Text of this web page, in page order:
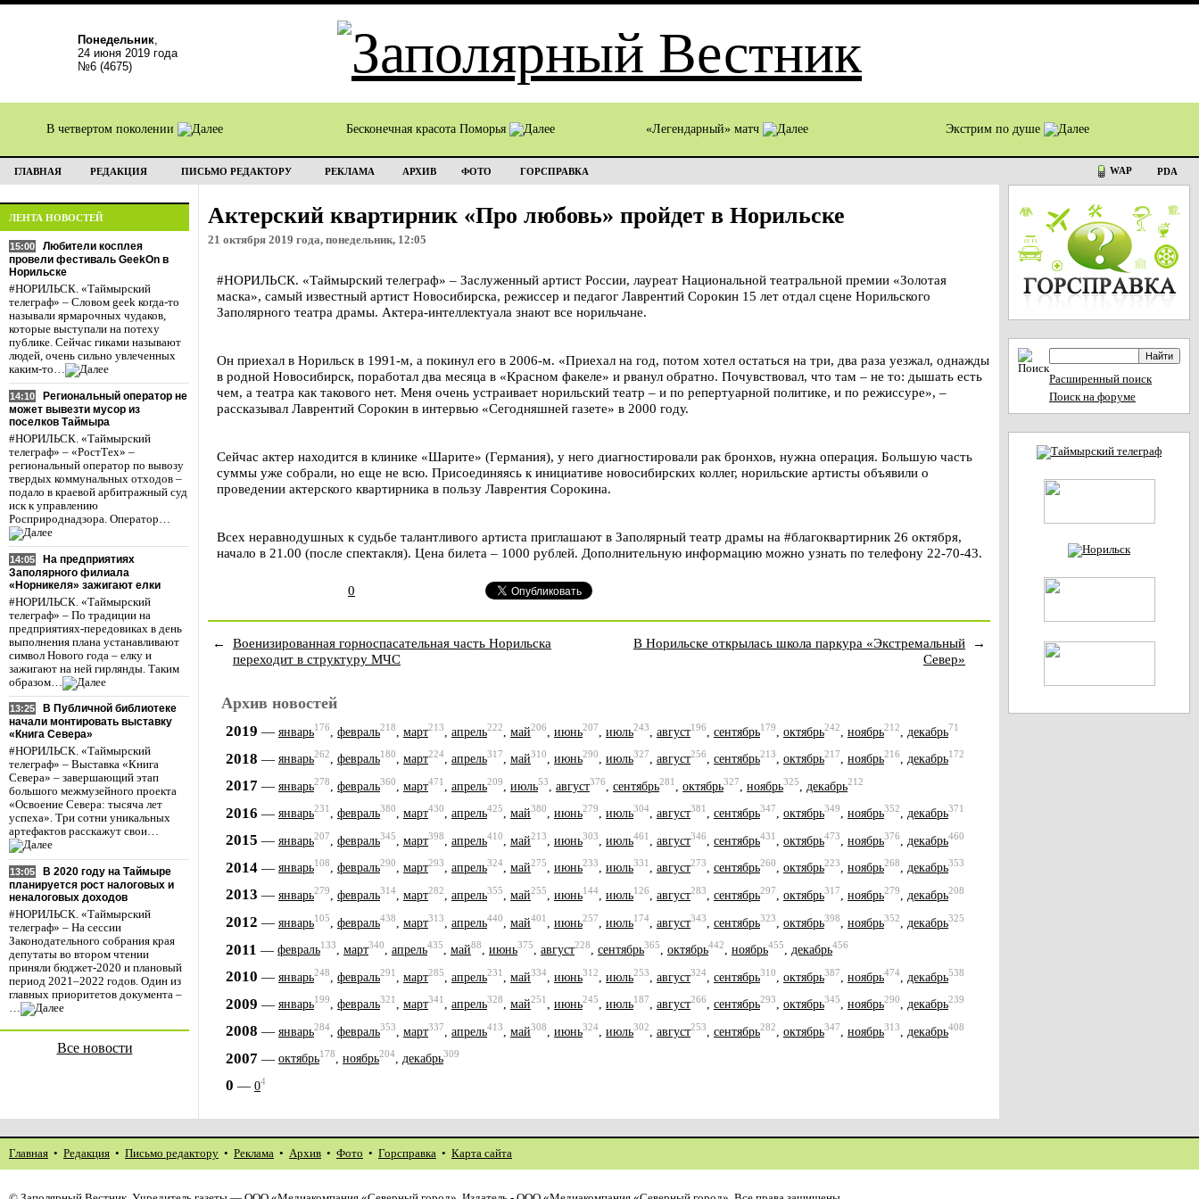
Понедельник,
24 июня 2019 года
№6 (4675)
В четвертом поколении Бесконечная красота Поморья «Легендарный» матч Экстрим по душе
ГЛАВНАЯ РЕДАКЦИЯ ПИСЬМО РЕДАКТОРУ РЕКЛАМА АРХИВ ФОТО ГОРСПРАВКА WAP PDA
ЛЕНТА НОВОСТЕЙ
15:00
Любители косплея
провели фестиваль GeekOn в
Норильске
#НОРИЛЬСК. «Таймырский
телеграф» – Словом geek когда-то
называли ярмарочных чудаков,
которые выступали на потеху
публике. Сейчас гиками называют
людей, очень сильно увлеченных
каким-то…
14:10
Региональный оператор не
может вывезти мусор из
поселков Таймыра
#НОРИЛЬСК. «Таймырский
телеграф» – «РостТех» –
региональный оператор по вывозу
твердых коммунальных отходов –
подало в краевой арбитражный суд
иск к управлению
Росприроднадзора. Оператор…
14:05
На предприятиях
Заполярного филиала
«Норникеля» зажигают елки
#НОРИЛЬСК. «Таймырский
телеграф» – По традиции на
предприятиях-передовиках в день
выполнения плана устанавливают
символ Нового года – елку и
зажигают на ней гирлянды. Таким
образом…
13:25
В Публичной библиотеке
начали монтировать выставку
«Книга Севера»
#НОРИЛЬСК. «Таймырский
телеграф» – Выставка «Книга
Севера» – завершающий этап
большого межмузейного проекта
«Освоение Севера: тысяча лет
успеха». Три сотни уникальных
артефактов расскажут свои…
13:05
В 2020 году на Таймыре
планируется рост налоговых и
неналоговых доходов
#НОРИЛЬСК. «Таймырский
телеграф» – На сессии
Законодательного собрания края
депутаты во втором чтении
приняли бюджет-2020 и плановый
период 2021–2022 годов. Один из
главных приоритетов документа –
…
Все новости
Актерский квартирник «Про любовь» пройдет в Норильске
21 октября 2019 года, понедельник, 12:05
#НОРИЛЬСК. «Таймырский телеграф» – Заслуженный артист России, лауреат Национальной театральной премии «Золотая
маска», самый известный артист Новосибирска, режиссер и педагог Лаврентий Сорокин 15 лет отдал сцене Норильского
Заполярного театра драмы. Актера-интеллектуала знают все норильчане.
Он приехал в Норильск в 1991-м, а покинул его в 2006-м. «Приехал на год, потом хотел остаться на три, два раза уезжал, однажды
в родной Новосибирск, поработал два месяца в «Красном факеле» и рванул обратно. Почувствовал, что там – не то: дышать есть
чем, а театра как такового нет. Меня очень устраивает норильский театр – и по репертуарной политике, и по режиссуре», –
рассказывал Лаврентий Сорокин в интервью «Сегодняшней газете» в 2000 году.
Сейчас актер находится в клинике «Шарите» (Германия), у него диагностировали рак бронхов, нужна операция. Большую часть
суммы уже собрали, но еще не всю. Присоединяясь к инициативе новосибирских коллег, норильские артисты объявили о
проведении актерского квартирника в пользу Лаврентия Сорокина.
Всех неравнодушных к судьбе талантливого артиста приглашают в Заполярный театр драмы на #благоквартирник 26 октября,
начало в 21.00 (после спектакля). Цена билета – 1000 рублей. Дополнительную информацию можно узнать по телефону 22-70-43.
0
←
Военизированная горноспасательная часть Норильска
переходит в структуру МЧС
В Норильске открылась школа паркура «Экстремальный
Север»
→
Архив новостей
2019 — январь176 февраль218 март213 апрель222 май206 июнь207 июль243 август196 сентябрь179 октябрь242 ноябрь212 декабрь71
2018 — январь262, февраль180, март224, апрель317, май310, июнь290, июль327, август256, сентябрь213, октябрь217, ноябрь216, декабрь172
2017 — январь278 февраль360 март471 апрель209 июль53 август376 сентябрь281 октябрь327 ноябрь325 декабрь212
2016 — январь231, февраль380, март430, апрель425, май380, июнь279, июль304, август381, сентябрь347, октябрь349, ноябрь352, декабрь371
2015 — январь207 февраль345 март398 апрель410 май213 июнь303 июль461 август346 сентябрь431 октябрь473 ноябрь376 декабрь460
2014 — январь108, февраль290, март293, апрель324, май275, июнь233, июль331, август273, сентябрь260, октябрь223, ноябрь268, декабрь353
2013 — январь279 февраль314 март282 апрель355 май255 июнь144 июль126 август283 сентябрь297 октябрь317 ноябрь279 декабрь208
2012 — январь105 февраль438 март313 апрель440 май401 июнь257 июль174 август343 сентябрь323 октябрь398 ноябрь352 декабрь325
2011 — февраль133, март340, апрель435, май88, июнь375, август228, сентябрь365, октябрь442, ноябрь455, декабрь456
2010 — январь248 февраль291 март285 апрель231 май334 июнь312 июль253 август324 сентябрь310 октябрь387 ноябрь474 декабрь538
2009 — январь199, февраль321, март341, апрель328, май251, июнь245, июль187, август266, сентябрь293, октябрь345, ноябрь290, декабрь239
2008 — январь284 февраль353 март337 апрель413 май308 июнь324 июль302 август253 сентябрь282 октябрь347 ноябрь313 декабрь408
2007 — октябрь178, ноябрь204, декабрь309
0 — 04
Расширенный поиск
Поиск на форуме
Главная • Редакция • Письмо редактору • Реклама • Архив • Фото • Горсправка • Карта сайта